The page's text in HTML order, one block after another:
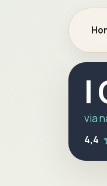
I
via
4,4